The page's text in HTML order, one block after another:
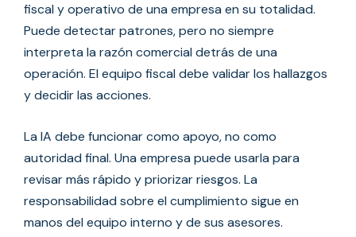
fiscal y operativo de una empresa en su totalidad.
Puede detectar patrones, pero no siempre
interpreta la razón comercial detrás de una
operación. El equipo fiscal debe validar los hallazgos
y decidir las acciones.
La IA debe funcionar como apoyo, no como
autoridad final. Una empresa puede usarla para
revisar más rápido y priorizar riesgos. La
responsabilidad sobre el cumplimiento sigue en
manos del equipo interno y de sus asesores.